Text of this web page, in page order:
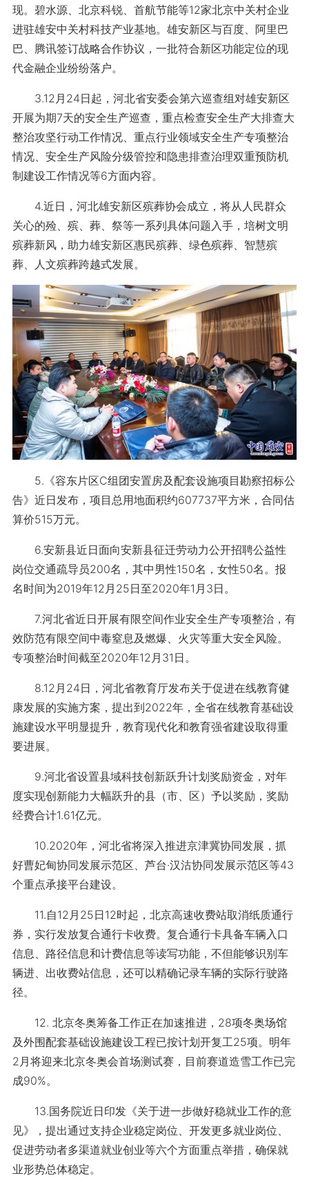
现。碧水源、北京科锐、首航节能等12家北京中关村企业
进驻雄安中关村科技产业基地。雄安新区与百度、阿里巴
巴、腾讯签订战略合作协议，一批符合新区功能定位的现
代金融企业纷纷落户。
3.12月24日起，河北省安委会第六巡查组对雄安新区
开展为期7天的安全生产巡查，重点检查安全生产大排查大
整治攻坚行动工作情况、重点行业领域安全生产专项整治
情况、安全生产风险分级管控和隐患排查治理双重预防机
制建设工作情况等6方面内容。
4.近日，河北雄安新区殡葬协会成立，将从人民群众
关心的殓、殡、葬、祭等一系列具体问题入手，培树文明
殡葬新风，助力雄安新区惠民殡葬、绿色殡葬、智慧殡
葬、人文殡葬跨越式发展。
5.《容东片区C组团安置房及配套设施项目勘察招标公
告》近日发布，项目总用地面积约607737平方米，合同估
算价515万元。
6.安新县近日面向安新县征迁劳动力公开招聘公益性
岗位交通疏导员200名，其中男性150名，女性50名。报
名时间为2019年12月25日至2020年1月3日。
7.河北省近日开展有限空间作业安全生产专项整治，有
效防范有限空间中毒窒息及燃爆、火灾等重大安全风险。
专项整治时间截至2020年12月31日。
8.12月24日，河北省教育厅发布关于促进在线教育健
康发展的实施方案，提出到2022年，全省在线教育基础设
施建设水平明显提升，教育现代化和教育强省建设取得重
要进展。
9.河北省设置县域科技创新跃升计划奖励资金，对年
度实现创新能力大幅跃升的县（市、区）予以奖励，奖励
经费合计1.61亿元。
10.2020年，河北省将深入推进京津冀协同发展，抓
好曹妃甸协同发展示范区、芦台·汉沽协同发展示范区等43
个重点承接平台建设。
11.自12月25日12时起，北京高速收费站取消纸质通行
券，实行发放复合通行卡收费。复合通行卡具备车辆入口
信息、路径信息和计费信息等读写功能，不但能够识别车
辆进、出收费站信息，还可以精确记录车辆的实际行驶路
径。
12. 北京冬奥筹备工作正在加速推进，28项冬奥场馆
及外围配套基础设施建设工程已按计划开复工25项。明年
2月将迎来北京冬奥会首场测试赛，目前赛道造雪工作已完
成90%。
13.国务院近日印发《关于进一步做好稳就业工作的意
见》，提出通过支持企业稳定岗位、开发更多就业岗位、
促进劳动者多渠道就业创业等六个方面重点举措，确保就
业形势总体稳定。